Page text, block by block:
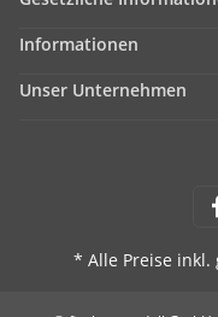
Informationen
Unser Unternehmen
* Alle Preise inkl.